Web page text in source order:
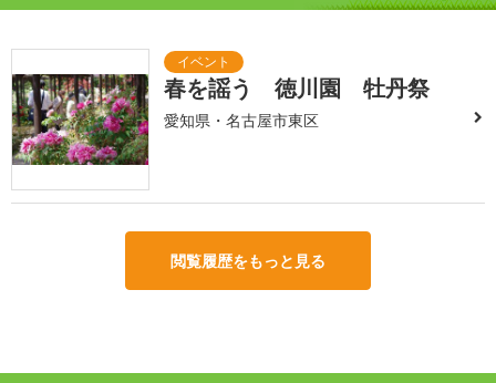
春を謡う 徳川園 牡丹祭
愛知県・名古屋市東区
閲覧履歴をもっと見る